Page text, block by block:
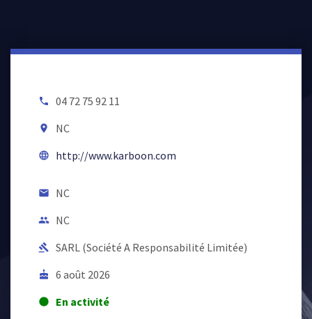
local_phone 04 72 75 92 11
room NC
language http://www.karboon.com
email NC
people NC
gavel SARL (Société A Responsabilité Limitée)
cake 6 août 2026
lens En activité